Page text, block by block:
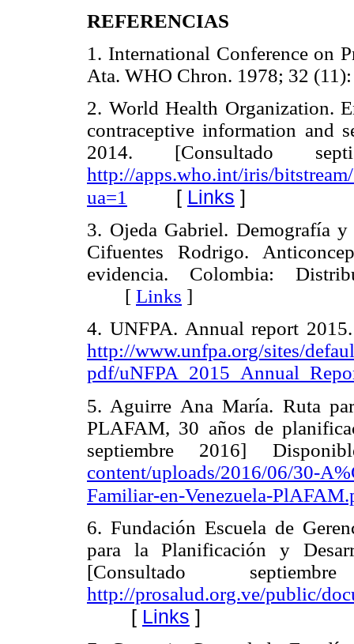
REFERENCIAS
1. International Conference on
Ata. WHO Chron. 1978; 32
2. World Health Organization.
contraceptive information and
2014. [Consultado
http://apps.who.int/iris/
ua=1
[ Links ]
3. Ojeda Gabriel. Demografía
Cifuentes Rodrigo.
evidencia. Colombia:
[ Links ]
4. UNFPA. Annual report
http://www.unfpa.org/sites/
pdf/
5. Aguirre Ana María. Ruta
PLAFAM, 30 años de
septiembre 2016]
content/uploads/2016/06/30-
Familiar-en-Venezuela-
6. Fundación Escuela de
para la Planificación y
[Consultado
http://prosalud.org.ve/public/
[ Links ]